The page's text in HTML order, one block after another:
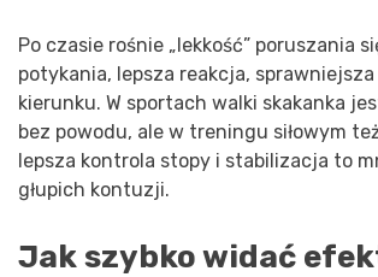
Po czasie rośnie „lekkość” poruszania
potykania, lepsza reakcja,
kierunku. W sportach walki skakanka
bez powodu, ale w treningu siłowym
lepsza kontrola stopy i stabilizacja to
głupich kontuzji.
Jak szybko widać